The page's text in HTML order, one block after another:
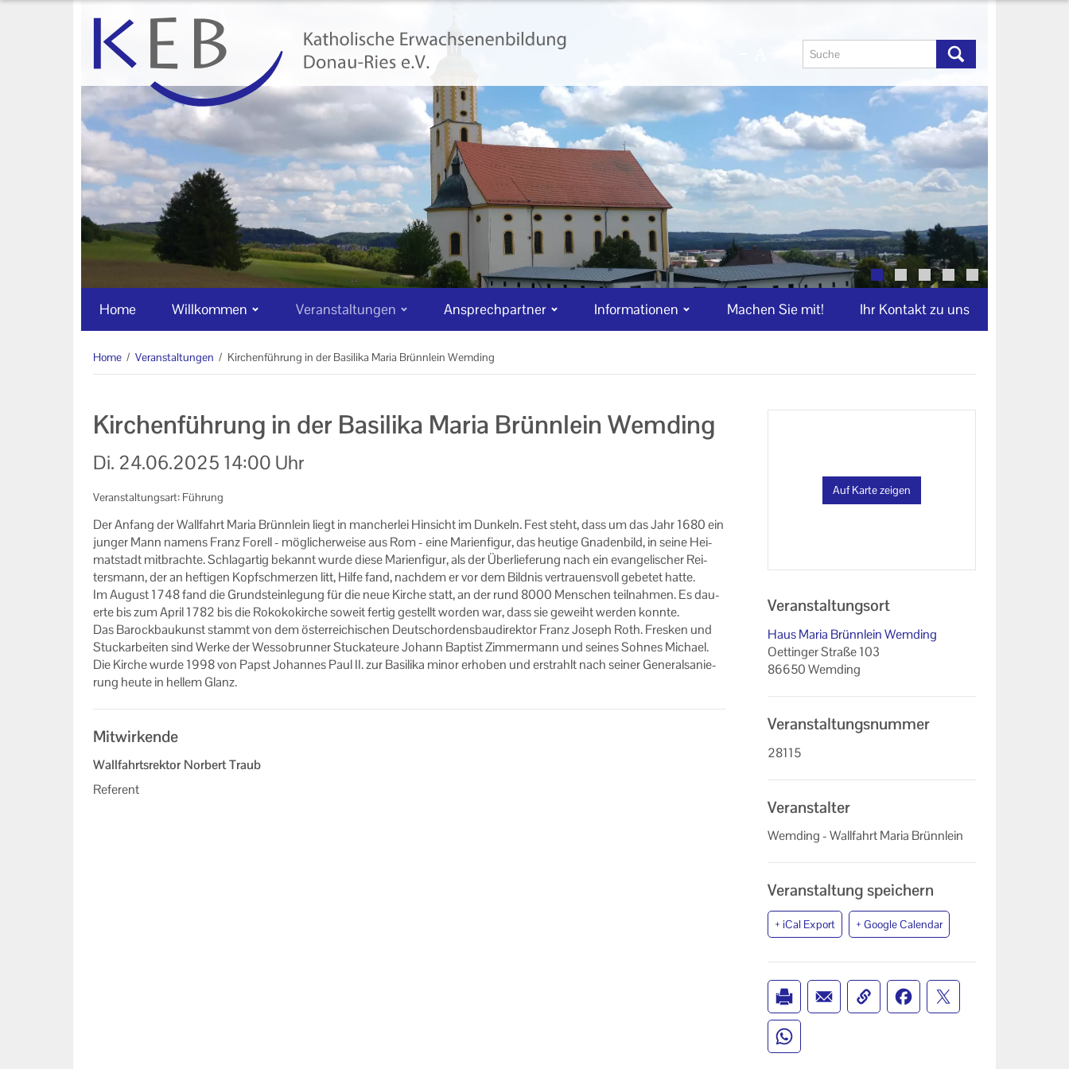
Home Willkommen Veranstaltungen Ansprechpartner Informationen Machen Sie mit! Ihr Kontakt zu uns
Home / Veranstaltungen / Kirchenführung in der Basilika Maria Brünnlein Wemding
Kirchenführung in der Basilika Maria Brünnlein Wemding
Di. 24.06.2025 14:00 Uhr
Veranstaltungsart: Führung
Der An­fang der Wall­fahrt Maria Brünn­lein liegt in man­cher­lei Hin­sicht im Dun­keln. Fest steht, dass um das Jahr 1680 ein
jun­ger Mann na­mens Franz Fo­rell - mög­li­cher­wei­se aus Rom - eine Ma­ri­en­fi­gur, das heu­ti­ge Gna­den­bild, in seine Hei­
mat­stadt mit­brach­te. Schlag­ar­tig be­kannt wurde diese Ma­ri­en­fi­gur, als der Über­lie­fe­rung nach ein evan­ge­li­scher Rei­
ters­mann, der an hef­ti­gen Kopf­schmer­zen litt, Hilfe fand, nach­dem er vor dem Bild­nis ver­trau­ens­voll ge­be­tet hatte.
Im Au­gust 1748 fand die Grund­stein­le­gung für die neue Kir­che statt, an der rund 8000 Men­schen teil­nah­men. Es dau­
er­te bis zum April 1782 bis die Ro­ko­ko­kir­che so­weit fer­tig ge­stellt wor­den war, dass sie ge­weiht wer­den konn­te.
Das Ba­rock­bau­kunst stammt von dem ös­ter­rei­chi­schen Deutsch­or­dens­bau­di­rek­tor Franz Jo­seph Roth. Fres­ken und
Stuck­ar­bei­ten sind Werke der Wess­obrun­ner Stu­cka­teu­re Jo­hann Bap­tist Zim­mer­mann und sei­nes Soh­nes Mi­cha­el.
Die Kir­che wurde 1998 von Papst Jo­han­nes Paul II. zur Ba­si­li­ka minor er­ho­ben und er­strahlt nach sei­ner Ge­ne­ral­sa­nie­
rung heute in hel­lem Glanz.
Mitwirkende
Wallfahrtsrektor Norbert Traub
Referent
Auf Karte zeigen
Veranstaltungsort
Haus Maria Brünnlein Wemding
Oettinger Straße 103
86650 Wemding
Veranstaltungsnummer
28115
Veranstalter
Wemding - Wallfahrt Maria Brünnlein
Veranstaltung speichern
+ iCal Export + Google Calendar
Veranstaltungen
Online-Veranstaltungen
Zentrale Veranstaltungen
Eltern-Kind-Gruppen
Alle Veranstaltungen